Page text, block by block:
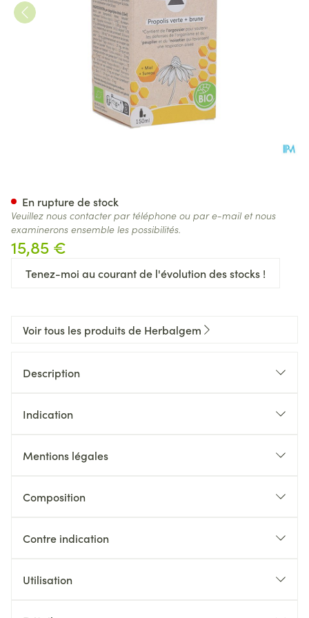
15,85 €
Tenez-moi au courant de l'évolution des stocks !
En rupture de stock
Veuillez nous contacter par téléphone ou par e-mail et nous
examinerons ensemble les possibilités.
Voir tous les produits de Herbalgem
Description
Indication
Mentions légales
Composition
Contre indication
Utilisation